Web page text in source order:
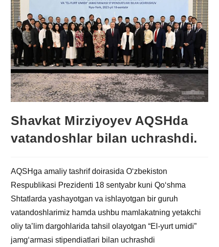
Shavkat Mirziyoyev AQSHda
vatandoshlar bilan uchrashdi.
AQSHga amaliy tashrif doirasida O‘zbekiston
Respublikasi Prezidenti 18 sentyabr kuni Qo‘shma
Shtatlarda yashayotgan va ishlayotgan bir guruh
vatandoshlarimiz hamda ushbu mamlakatning yetakchi
oliy taʼlim dargohlarida tahsil olayotgan “El-yurt umidi”
jamg‘armasi stipendiatlari bilan uchrashdi